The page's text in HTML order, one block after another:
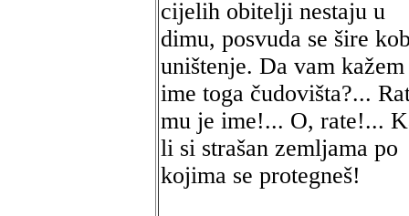
cijelih obitelji nestaju u
dimu, posvuda se šire
uništenje. Da vam kažem
ime toga čudovišta?...
mu je ime!... O, rate!...
li si strašan zemljama po
kojima se protegneš!